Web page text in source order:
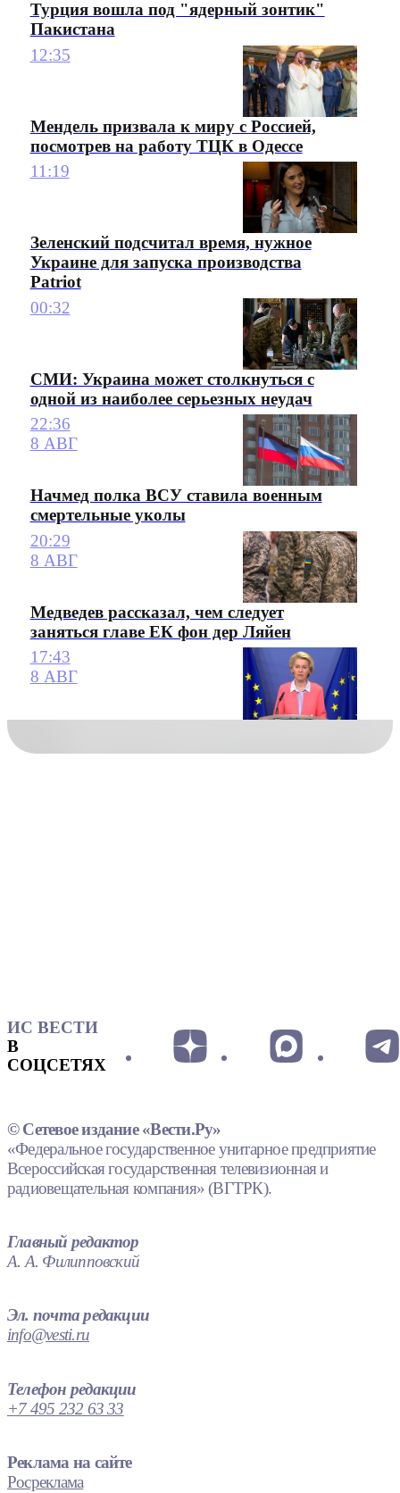
Турция вошла под "ядерный зонтик"
Пакистана
12:35
Мендель призвала к миру с Россией,
посмотрев на работу ТЦК в Одессе
11:19
Зеленский подсчитал время, нужное
Украине для запуска производства
Patriot
00:32
СМИ: Украина может столкнуться с
одной из наиболее серьезных неудач
22:36
8 АВГ
Начмед полка ВСУ ставила военным
смертельные уколы
20:29
8 АВГ
Медведев рассказал, чем следует
заняться главе ЕК фон дер Ляйен
17:43
8 АВГ
ИС ВЕСТИ
В
СОЦСЕТЯХ
© Сетевое издание «Вести.Ру»
«Федеральное государственное унитарное предприятие
Всероссийская государственная телевизионная и
радиовещательная компания» (ВГТРК).
Главный редактор
А. А. Филипповский
Эл. почта редакции
info@vesti.ru
Телефон редакции
+7 495 232 63 33
Реклама на сайте
Росреклама